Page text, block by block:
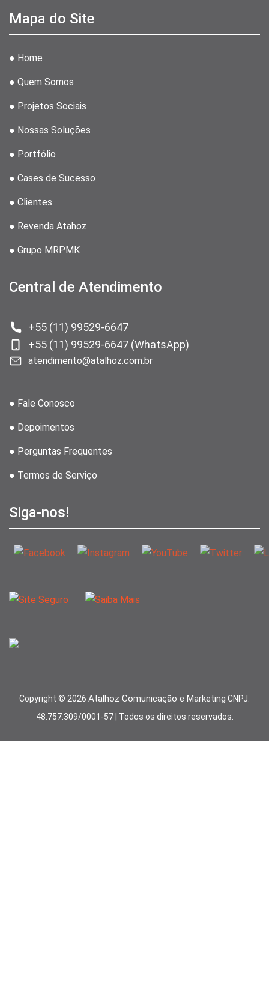
Mapa do Site
● Home
● Quem Somos
● Projetos Sociais
● Nossas Soluções
● Portfólio
● Cases de Sucesso
● Clientes
● Revenda Atahoz
● Grupo MRPMK
Central de Atendimento
+55 (11) 99529-6647
+55 (11) 99529-6647 (WhatsApp)
atendimento@atalhoz.com.br
● Fale Conosco
● Depoimentos
● Perguntas Frequentes
● Termos de Serviço
Siga-nos!
Copyright © 2026 Atalhoz Comunicação e Marketing CNPJ:
48.757.309/0001-57 | Todos os direitos reservados.